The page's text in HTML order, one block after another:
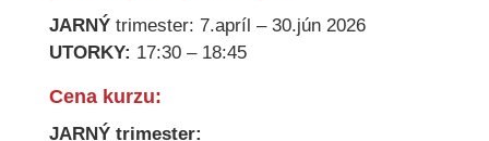
JARNÝtrimester: 7.apríl – 30.jún 2026
UTORKY: 17:30 – 18:45
Cena kurzu:
JARNÝ trimester: